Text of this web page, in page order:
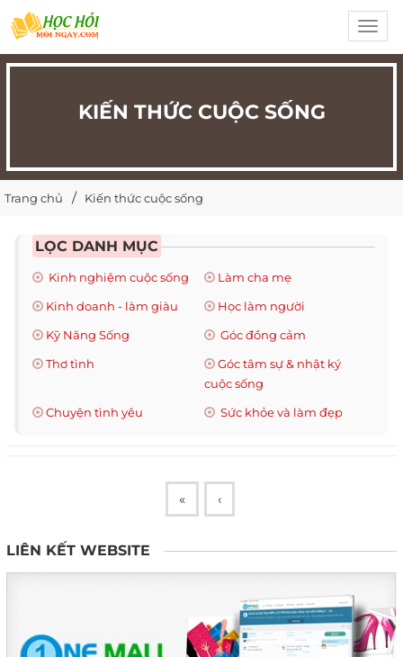
KIẾN THỨC CUỘC SỐNG
Trang chủ Kiến thức cuộc sống
LỌC DANH MỤC
Kinh nghiệm cuộc sống
Làm cha mẹ
Kinh doanh - làm giàu
Học làm người
Kỹ Năng Sống
Góc đồng cảm
Thơ tình
Góc tâm sự & nhật ký
cuộc sống
Chuyện tình yêu
Sức khỏe và làm đẹp
« ‹
LIÊN KẾT WEBSITE